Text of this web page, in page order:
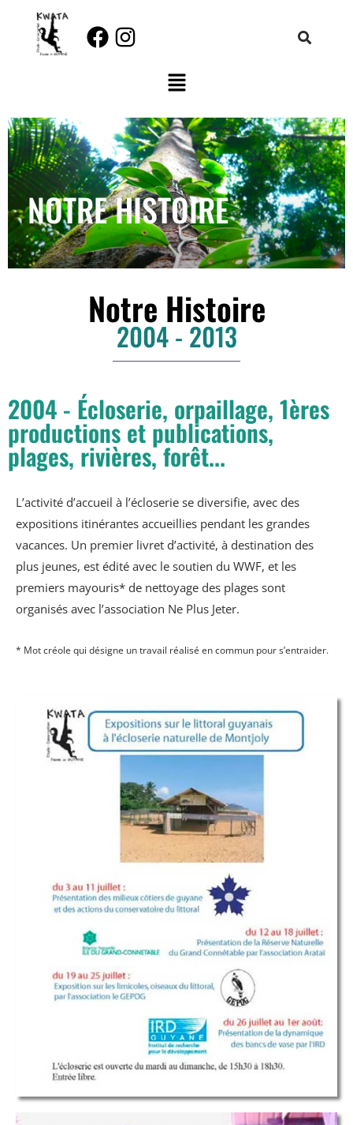
Aller
NOTRE HISTOIRE
Notre Histoire
2004 - 2013
2004 - Écloserie, orpaillage, 1ères
productions et publications,
plages, rivières, forêt...
L’activité d’accueil à l’écloserie se diversifie, avec des
expositions itinérantes accueillies pendant les grandes
vacances. Un premier livret d’activité, à destination des
plus jeunes, est édité avec le soutien du WWF, et les
premiers mayouris* de nettoyage des plages sont
organisés avec l’association Ne Plus Jeter.
* Mot créole qui désigne un travail réalisé en commun pour s’entraider.